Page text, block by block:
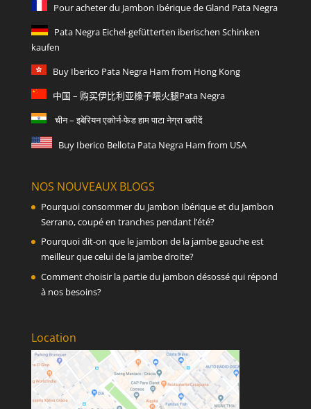
Pour acheter du Jambon Ibérique de Gland Pata Negra
Pata Negra Eichel-gefütterten iberischen Schinken
kaufen
Buy Iberico Pata Negra Ham from Hong Kong
中国 – 购买伊比利亚橡子喂火腿Pata Negra
चीन – इबेरियन एकोर्न-फेड हाम पाटा नेग्रा खरीदें
Buy Iberico Bellota Pata Negra Ham from USA
NOS NOUVEAUX BLOGS
Pourquoi consommer du Jambon Ibérique et du Jambon
Serrano, coupé en tranches pendant l’été?
Pourquoi dit-on que le jambon de la jambe gauche est
meilleur que celui de la jambe droite?
Comment choisir la partie du jambon désossé qui répond
à nos besoins?
Location